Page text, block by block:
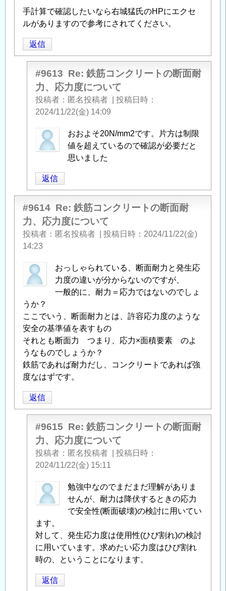
手計算で確認したいなら右城猛氏のHPにエクセ
ルがありますので参考にされてください。
返信
#9613 Re: 鉄筋コンクリートの断面耐
力、応力度について
投稿者 匿名投稿者
投稿日時
2024/11/22(金) 14:09
匿
名
者
に
よ
る
「Re:
鉄
コ
ン
リ
ー
ト
の
断
面
耐
応
力
度
に
つ
い
へ
の
信
おおよそ20N/mm2です。片方は制限
値を超えているので確認が必要だと
思いました
返信
#9614 Re: 鉄筋コンクリートの断面耐
力、応力度について
投稿者 匿名投稿者 投稿日時
2024/11/22(金)
14:23
おっしゃられている、断面耐力と発生応
力度の違いが分からないのですが、
一般的に、耐力＝応力ではないのでしょ
うか？
ここでいう、断面耐力とは、許容応力度のような
安全の基準値を表すもの
それとも断面力 つまり、応力×面積要素 のよ
うなものでしょうか？
鉄筋であれば耐力だし、コンクリートであれば強
度なはずです。
返信
#9615 Re: 鉄筋コンクリートの断面耐
力、応力度について
投稿者 匿名投稿者
投稿日時
2024/11/22(金) 15:11
匿
名
稿
者
に
よ
「Re:
勉強中なのでまだまだ理解がありま
せんが、耐力は降伏するときの応力
で安全性(断面破壊)の検討に用いてい
ます。
対して、発生応力度は使用性(ひび割れ)の検討
に用いています。求めたい応力度はひび割れ
時の、ということになります。
返信